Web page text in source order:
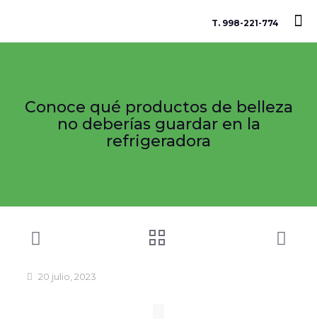
T. 998-221-774
Conoce qué productos de belleza
no deberías guardar en la
refrigeradora
20 julio, 2023